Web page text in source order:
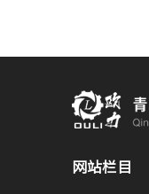
网站栏目